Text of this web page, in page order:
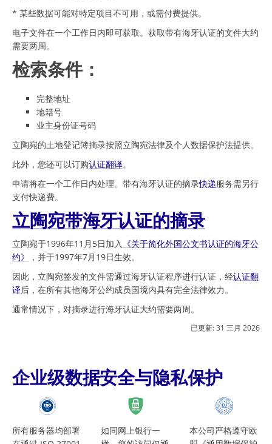
* 某些数据可能对特定项目不可用，或需付费提供。
电子文件在一个工作日内即可获取。获取带有海牙认证的文件大约
需要两周。
检索条件：
完整地址
地籍号
业主身份证号码
立陶宛的土地登记簿摘录按照立陶宛法律及个人数据保护法提供。
此外，您还可以订购认证翻译。
申请将在一个工作日内处理。带有海牙认证的摘录快递服务需另行
支付快递费。
立陶宛带海牙认证的摘录
立陶宛于1996年11月5日加入 《关于简化外国公文书认证的海牙公
约》
，并于1997年7月19日生效。
因此，立陶宛签发的文件需通过海牙认证程序进行认证，经认证翻
译后，在所有其他海牙公约成员国境内具有完全法律效力。
通常情况下，对摘录进行海牙认证大约需要两周。
已更新:31 三月 2026
企业级数据安全与隐私保护
所有服务器均部署
如同网上银行一
本公司严格遵守欧